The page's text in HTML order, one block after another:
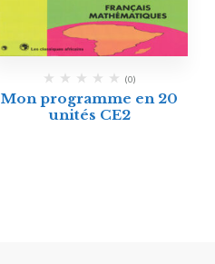
(0)
Mon programme en 20
unités CE2